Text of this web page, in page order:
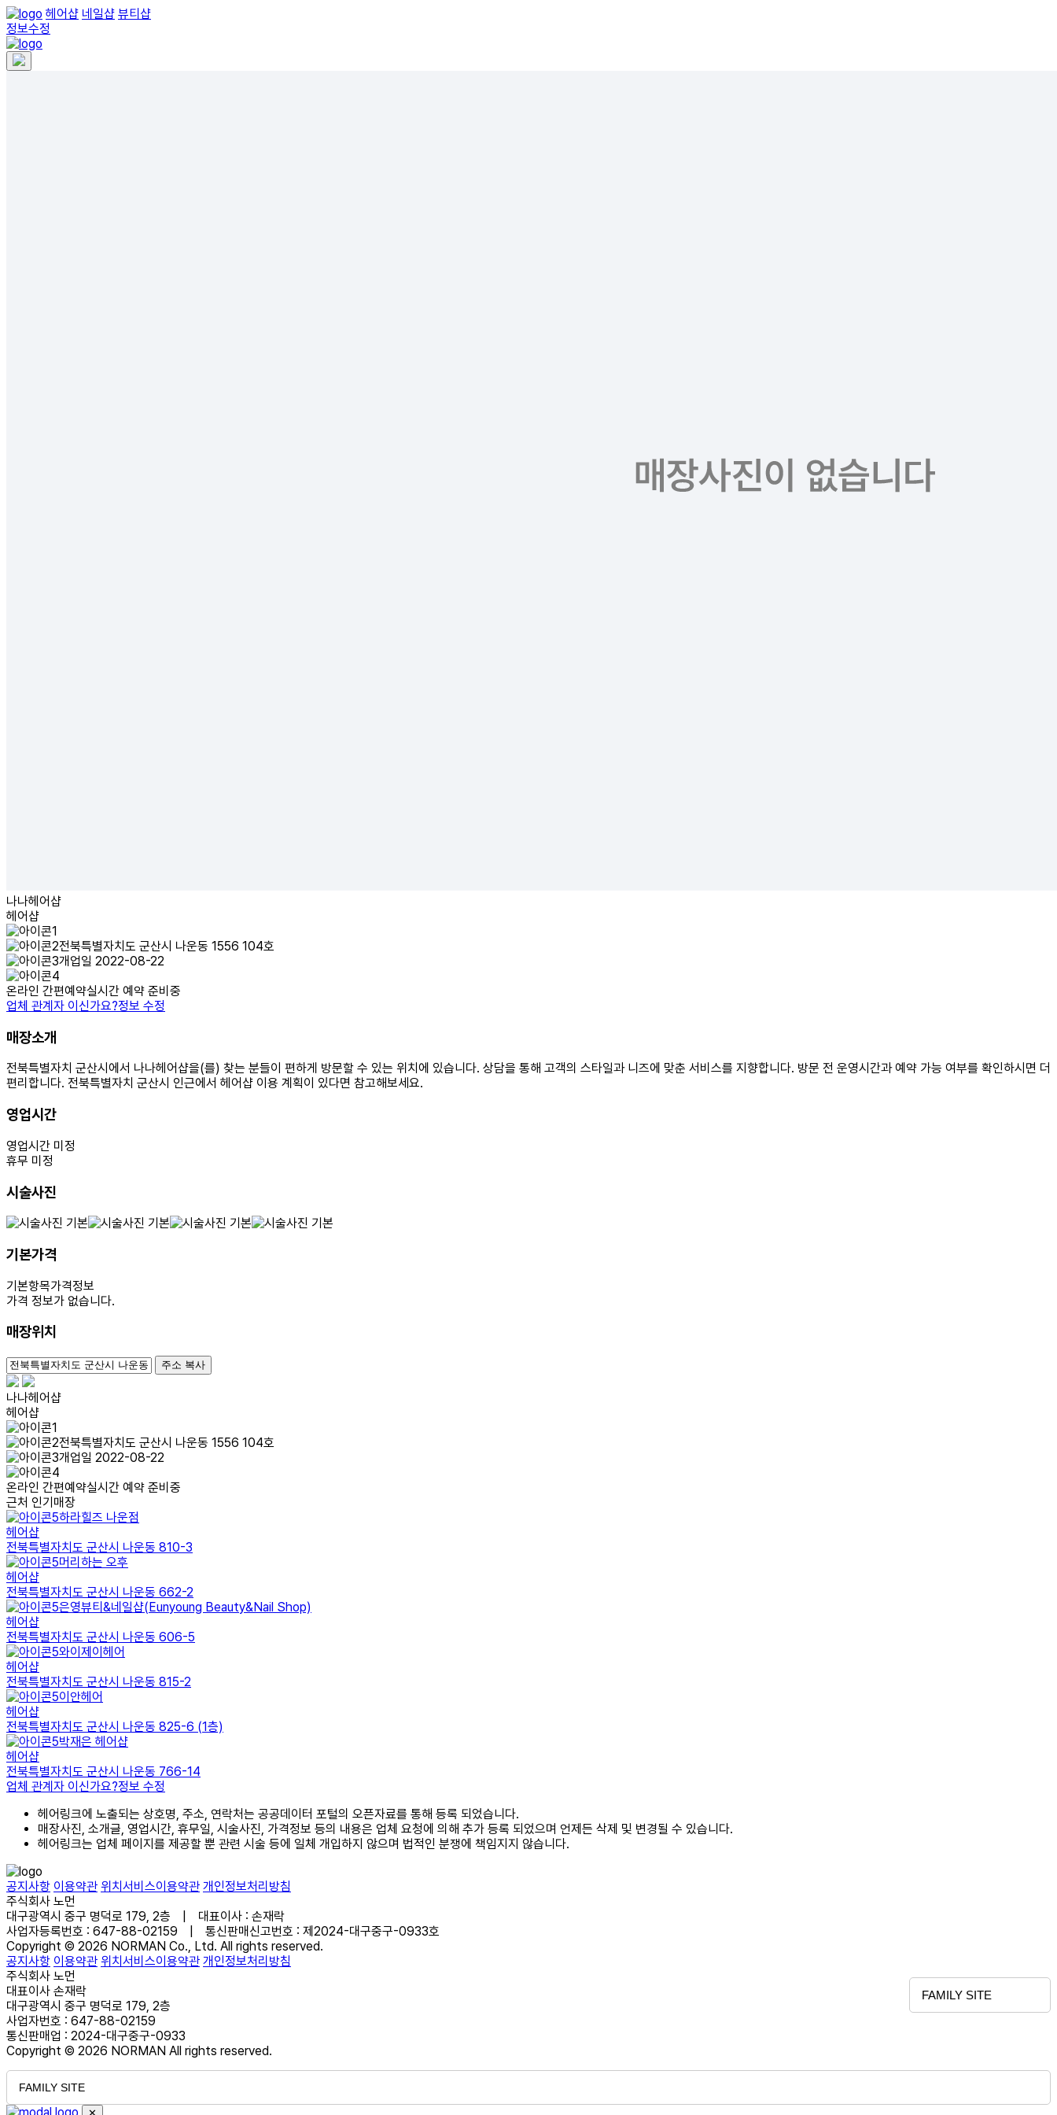
헤어샵 네일샵 뷰티샵
정보수정
나나헤어샵
헤어샵
전북특별자치도 군산시 나운동 1556 104호
개업일 2022-08-22
온라인 간편예약실시간 예약 준비중
업체 관계자 이신가요?정보 수정
매장소개
전북특별자치 군산시에서 나나헤어샵을(를) 찾는 분들이 편하게 방문할 수 있는 위치에 있습니다. 상담을 통해 고객의 스타일과 니즈에 맞춘 서비스를 지향합니다. 방문 전 운영시간과 예약 가능 여부를 확인하시면 더
편리합니다. 전북특별자치 군산시 인근에서 헤어샵 이용 계획이 있다면 참고해보세요.
영업시간
영업시간 미정
휴무 미정
시술사진
기본가격
기본항목가격정보
가격 정보가 없습니다.
매장위치
주소 복사
나나헤어샵
헤어샵
전북특별자치도 군산시 나운동 1556 104호
개업일 2022-08-22
온라인 간편예약실시간 예약 준비중
근처 인기매장
하라힐즈 나운점
헤어샵
전북특별자치도 군산시 나운동 810-3
머리하는 오후
헤어샵
전북특별자치도 군산시 나운동 662-2
은영뷰티&네일샵(Eunyoung Beauty&Nail Shop)
헤어샵
전북특별자치도 군산시 나운동 606-5
와이제이헤어
헤어샵
전북특별자치도 군산시 나운동 815-2
이안헤어
헤어샵
전북특별자치도 군산시 나운동 825-6 (1층)
박재은 헤어샵
헤어샵
전북특별자치도 군산시 나운동 766-14
업체 관계자 이신가요?정보 수정
헤어링크에 노출되는 상호명, 주소, 연락처는 공공데이터 포털의 오픈자료를 통해 등록 되었습니다.
매장사진, 소개글, 영업시간, 휴무일, 시술사진, 가격정보 등의 내용은 업체 요청에 의해 추가 등록 되었으며 언제든 삭제 및 변경될 수 있습니다.
헤어링크는 업체 페이지를 제공할 뿐 관련 시술 등에 일체 개입하지 않으며 법적인 분쟁에 책임지지 않습니다.
공지사항 이용약관 위치서비스이용약관 개인정보처리방침
주식회사 노먼
대구광역시 중구 명덕로 179, 2층 | 대표이사 : 손재락
사업자등록번호 : 647-88-02159 | 통신판매신고번호 : 제2024-대구중구-0933호
Copyright © 2026 NORMAN Co., Ltd. All rights reserved.
FAMILY SITE
공지사항 이용약관 위치서비스이용약관 개인정보처리방침
주식회사 노먼
대표이사 손재락
대구광역시 중구 명덕로 179, 2층
사업자번호 : 647-88-02159
통신판매업 : 2024-대구중구-0933
Copyright © 2026 NORMAN All rights reserved.
FAMILY SITE